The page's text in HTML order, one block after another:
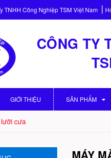
TNHH Công Nghiệp TSM Việt Nam
CÔNG TY
GIỚI THIỆU SẢN PHẨM
cưa
MÁY